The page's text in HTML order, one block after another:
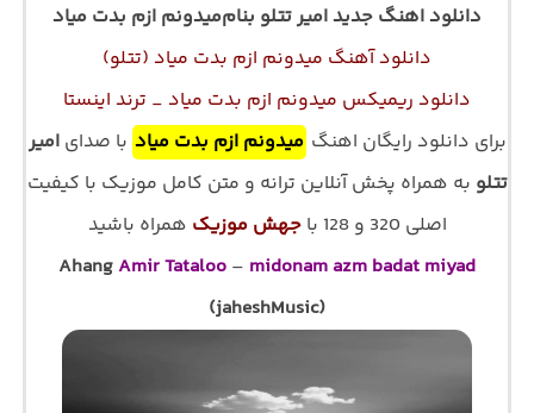
دانلود اهنگ جدید امیر تتلو بناممیدونم ازم بدت میاد
دانلود آهنگ میدونم ازم بدت میاد (تتلو)
دانلود ریمیکس میدونم ازم بدت میاد _ ترند اینستا
برای دانلود رایگان اهنگ میدونم ازم بدت میاد با صدایامیر
تتلو به همراه پخش آنلاین ترانه و متن کامل موزیک با کیفیت
اصلی 320 و 128 با
جهش موزیک همراه باشید
Ahang Amir Tataloo – midonam azm badat miyad
(jaheshMusic)